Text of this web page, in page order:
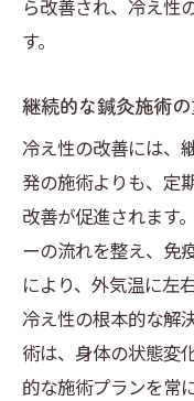
ら改善され、冷え性
す。
継続的な鍼灸施術
冷え性の改善には、
発の施術よりも、定
改善が促進されます
ーの流れを整え、免
により、外気温に左
冷え性の根本的な解
術は、身体の状態変
的な施術プランを常